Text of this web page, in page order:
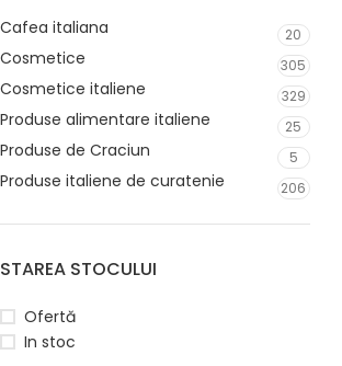
Cafea italiana 20
Cosmetice 305
Cosmetice italiene 329
Produse alimentare italiene 25
Produse de Craciun 5
Produse italiene de curatenie 206
STAREA STOCULUI
Ofertă
In stoc